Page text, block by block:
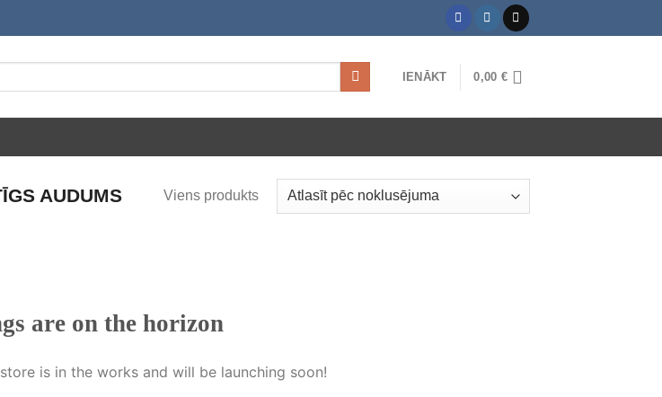
IENĀKT 0,00 €
AUDUMS Viens produkts
are on the horizon
is in the works and will be launching soon!